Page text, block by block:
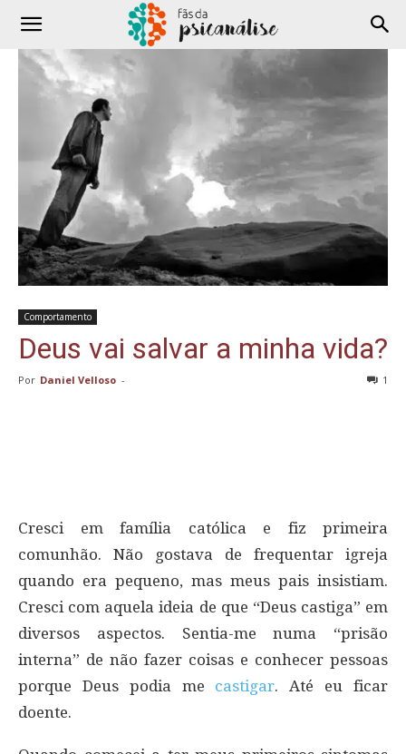
Comportamento
Deus vai salvar a minha vida?
Por Daniel Velloso - 1
Cresci em família católica e fiz primeira
comunhão. Não gostava de frequentar igreja
quando era pequeno, mas meus pais insistiam.
Cresci com aquela ideia de que “Deus castiga” em
diversos aspectos. Sentia-me numa “prisão
interna” de não fazer coisas e conhecer pessoas
porque Deus podia me castigar. Até eu ficar
doente.